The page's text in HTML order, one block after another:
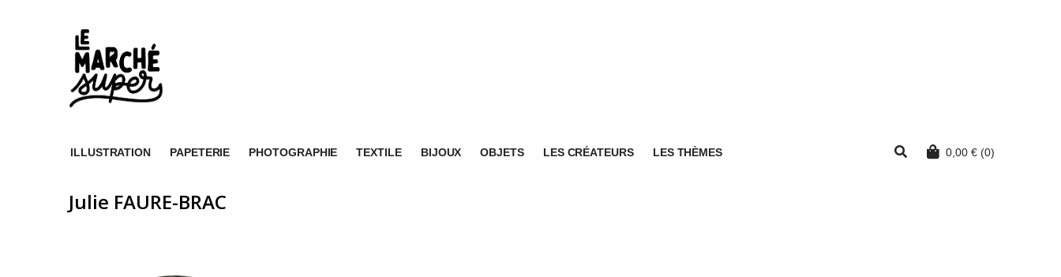
ILLUSTRATION PAPETERIE PHOTOGRAPHIE TEXTILE BIJOUX OBJETS LES CRÉATEURS LES THÈMES 0,00 € (0)
Julie FAURE-BRAC